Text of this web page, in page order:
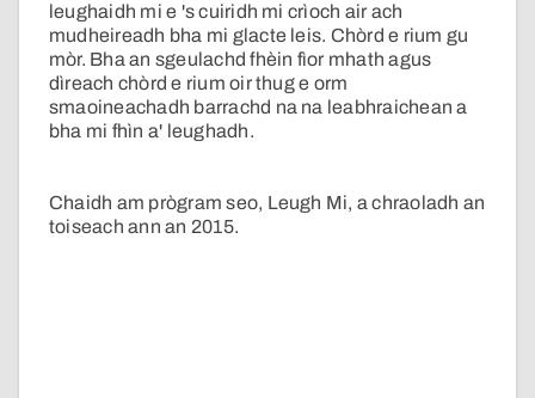
leughaidh mi e 's cuiridh mi crìoch air ach
mudheireadh bha mi glacte leis. Chòrd e rium gu
mòr. Bha an sgeulachd fhèin fìor mhath agus
dìreach chòrd e rium oir thug e orm
smaoineachadh barrachd na na leabhraichean a
bha mi fhìn a' leughadh.
Chaidh am prògram seo, Leugh Mi, a chraoladh an
toiseach ann an 2015.